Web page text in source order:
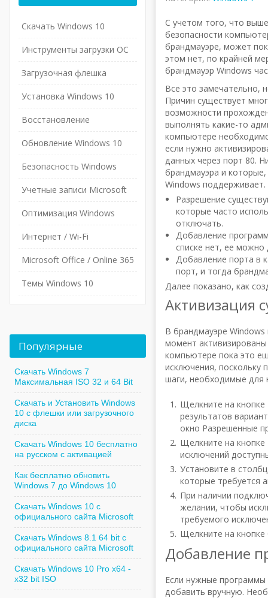
С учетом того, что
безопасности
брандмауэре, может
этом нет, по крайней
брандмауэр Windows
Все это замечательно,
Причин существует
возможности
выполнять какие-то
компьютере
если нужно
данных через порт 80.
брандмауэра и
Windows поддерживает.
Разрешение
которые часто
отключать.
Добавление
списке нет, ее можно
Добавление порта в
порт, и тогда
Далее показано, как
Активизация
В брандмауэре
момент
компьютере пока это
исключения, поскольку
шаги, необходимые для
Щелкните на кнопке
результатов
окно Разрешенные
Щелкните на кнопке
исключений
Установите в
которые требуется
При наличии
желании, чтобы
требуемого
Щелкните на
Добавление
Если нужные
добавить вручную.
Скачать Windows 10
Инструменты загрузки ОС
Загрузочная флешка
Установка Windows 10
Восстановление
Обновление Windows 10
Безопасность Windows
Учетные записи Microsoft
Оптимизация Windows
Интернет / Wi-Fi
Microsoft Office / Online 365
Темы Windows 10
Популярные
Скачать Windows 7
Максимальная ISO 32 и 64 Bit
Скачать и Установить Windows
10 с флешки или загрузочного
диска
Скачать Windows 10 бесплатно
на русском с активацией
Как бесплатно обновить
Windows 7 до Windows 10
Скачать Windows 10 с
официального сайта Microsoft
Скачать Windows 8.1 64 bit с
официального сайта Microsoft
Скачать Windows 10 Pro x64 -
x32 bit ISO